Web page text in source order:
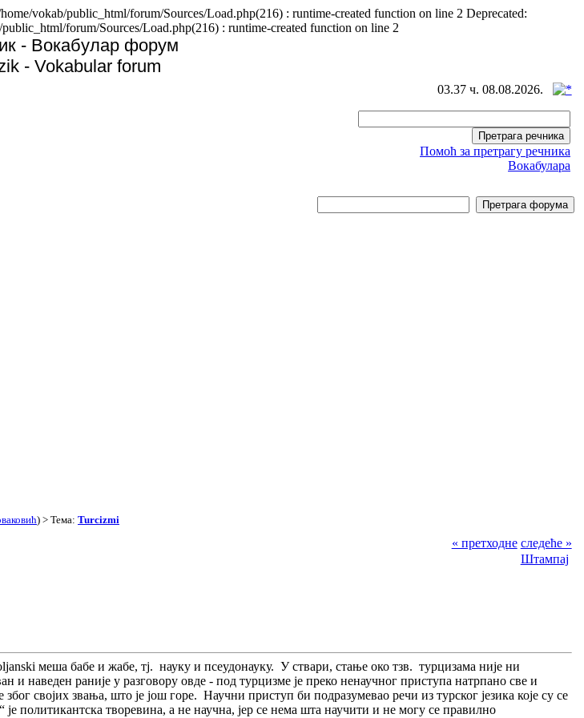
vokab/public_html/forum/Sources/Load.php(216) : runtime-created function on line 2 Deprecated:
forum/Sources/Load.php(216) : runtime-created function on line 2
- Вокабулар форум
- Vokabular forum
03.37 ч. 08.08.2026.
Помоћ за претрагу речника
Вокабулара
) > Тема: Turcizmi
« претходне следеће »
Штампај
меша бабе и жабе, тј. науку и псеудонауку. У ствари, стање око тзв. турцизама није ни
и наведен раније у разговору овде - под турцизме је преко ненаучног приступа натрпано све и
својих звања, што је још горе. Научни приступ би подразумевао речи из турског језика које су се
политикантска творевина, а не научна, јер се нема шта научити и не могу се правилно